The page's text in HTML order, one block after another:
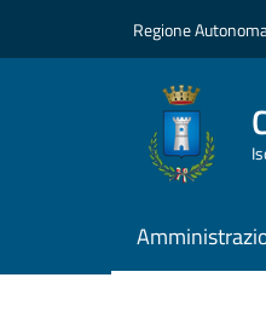
Regione